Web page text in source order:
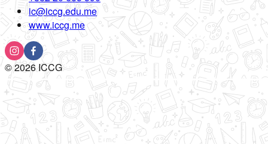
ic@iccg.edu.me
www.iccg.me
©2026ICCG